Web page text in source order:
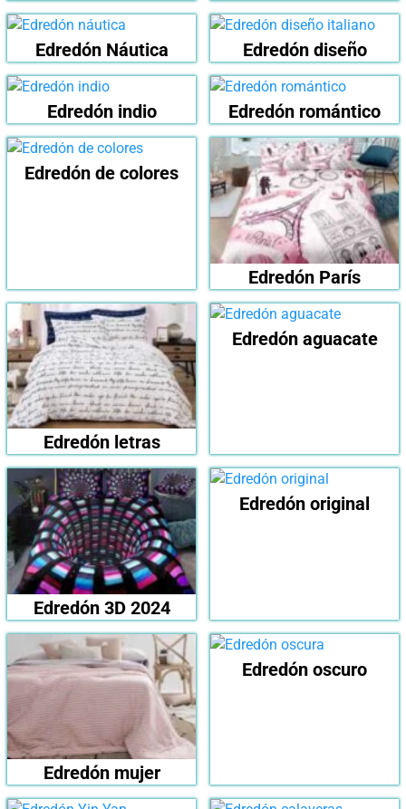
Edredón Náutica Edredón diseño
Edredón indio Edredón romántico
Edredón de colores
Edredón París
Edredón letras
Edredón aguacate
Edredón 3D 2024
Edredón original
Edredón mujer
Edredón oscuro